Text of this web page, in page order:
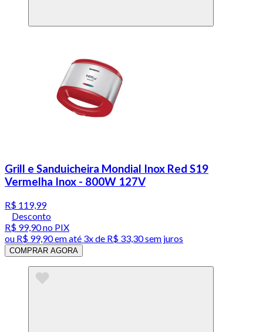
Grill e Sanduicheira Mondial Inox Red S19
Vermelha Inox - 800W 127V
R$ 119,99
Desconto
R$ 99,90no PIX
ou R$ 99,90em até 3x de R$ 33,30 sem juros
COMPRAR AGORA